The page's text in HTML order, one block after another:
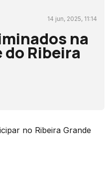
14 jun, 2025, 11:14
na
Ribeira
no Ribeira Grande